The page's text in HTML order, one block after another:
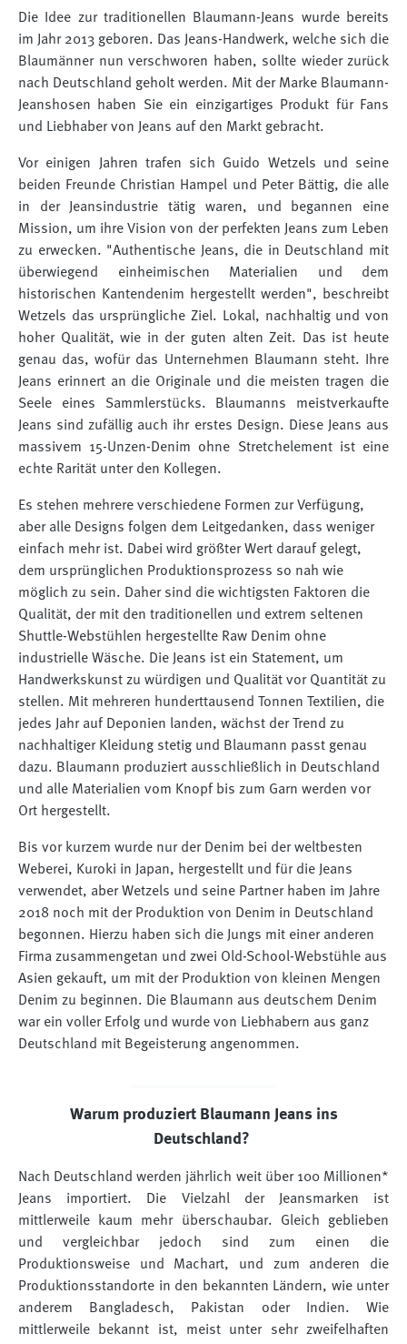
Die Idee zur traditionellen Blaumann-Jeans wurde bereits
im Jahr 2013 geboren. Das Jeans-Handwerk, welche sich die
Blaumänner nun verschworen haben, sollte wieder zurück
nach Deutschland geholt werden. Mit der Marke Blaumann-
Jeanshosen haben Sie ein einzigartiges Produkt für Fans
und Liebhaber von Jeans auf den Markt gebracht.
Vor einigen Jahren trafen sich Guido Wetzels und seine
beiden Freunde Christian Hampel und Peter Bättig, die alle
in der Jeansindustrie tätig waren, und begannen eine
Mission, um ihre Vision von der perfekten Jeans zum Leben
zu erwecken. "Authentische Jeans, die in Deutschland mit
überwiegend einheimischen Materialien und dem
historischen Kantendenim hergestellt werden", beschreibt
Wetzels das ursprüngliche Ziel. Lokal, nachhaltig und von
hoher Qualität, wie in der guten alten Zeit. Das ist heute
genau das, wofür das Unternehmen Blaumann steht. Ihre
Jeans erinnert an die Originale und die meisten tragen die
Seele eines Sammlerstücks. Blaumanns meistverkaufte
Jeans sind zufällig auch ihr erstes Design. Diese Jeans aus
massivem 15-Unzen-Denim ohne Stretchelement ist eine
echte Rarität unter den Kollegen.
Es stehen mehrere verschiedene Formen zur Verfügung,
aber alle Designs folgen dem Leitgedanken, dass weniger
einfach mehr ist. Dabei wird größter Wert darauf gelegt,
dem ursprünglichen Produktionsprozess so nah wie
möglich zu sein. Daher sind die wichtigsten Faktoren die
Qualität, der mit den traditionellen und extrem seltenen
Shuttle-Webstühlen hergestellte Raw Denim ohne
industrielle Wäsche. Die Jeans ist ein Statement, um
Handwerkskunst zu würdigen und Qualität vor Quantität zu
stellen. Mit mehreren hunderttausend Tonnen Textilien, die
jedes Jahr auf Deponien landen, wächst der Trend zu
nachhaltiger Kleidung stetig und Blaumann passt genau
dazu. Blaumann produziert ausschließlich in Deutschland
und alle Materialien vom Knopf bis zum Garn werden vor
Ort hergestellt.
Bis vor kurzem wurde nur der Denim bei der weltbesten
Weberei, Kuroki in Japan, hergestellt und für die Jeans
verwendet, aber Wetzels und seine Partner haben im Jahre
2018 noch mit der Produktion von Denim in Deutschland
begonnen. Hierzu haben sich die Jungs mit einer anderen
Firma zusammengetan und zwei Old-School-Webstühle aus
Asien gekauft, um mit der Produktion von kleinen Mengen
Denim zu beginnen. Die Blaumann aus deutschem Denim
war ein voller Erfolg und wurde von Liebhabern aus ganz
Deutschland mit Begeisterung angenommen.
Warum produziert Blaumann Jeans ins
Deutschland?
Nach Deutschland werden jährlich weit über 100 Millionen*
Jeans importiert. Die Vielzahl der Jeansmarken ist
mittlerweile kaum mehr überschaubar. Gleich geblieben
und vergleichbar jedoch sind zum einen die
Produktionsweise und Machart, und zum anderen die
Produktionsstandorte in den bekannten Ländern, wie unter
anderem Bangladesch, Pakistan oder Indien. Wie
mittlerweile bekannt ist, meist unter sehr zweifelhaften